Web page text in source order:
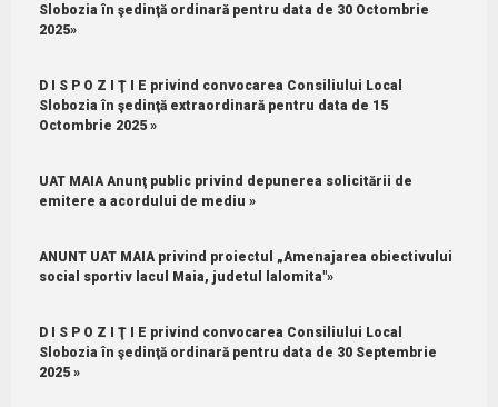
Slobozia în şedinţă ordinară pentru data de 30 Octombrie
2025»
D I S P O Z I Ţ I E privind convocarea Consiliului Local
Slobozia în şedinţă extraordinară pentru data de 15
Octombrie 2025 »
UAT MAIA Anunţ public privind depunerea solicitării de
emitere a acordului de mediu »
ANUNT UAT MAIA privind proiectul „Amenajarea obiectivului
social sportiv lacul Maia, judetul lalomita"»
D I S P O Z I Ţ I E privind convocarea Consiliului Local
Slobozia în şedinţă ordinară pentru data de 30 Septembrie
2025 »